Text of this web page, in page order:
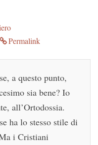
Permalink
a questo punto,
sia bene? Io
all’Ortodossia.
ha lo stesso stile di
i Cristiani